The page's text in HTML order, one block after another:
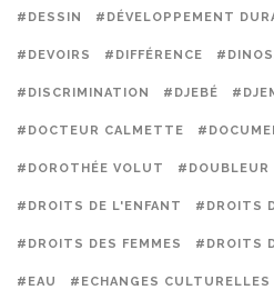
#DESSIN #DÉVELOPPEMENT
#DEVOIRS #DIFFÉRENCE
#DISCRIMINATION #DJEBÉ
#DOCTEUR CALMETTE
#DOROTHÉE VOLUT #DOUBLEUR
#DROITS DE L'ENFANT #DROITS
#DROITS DES FEMMES #DROITS
#EAU #ECHANGES CULTURELLES